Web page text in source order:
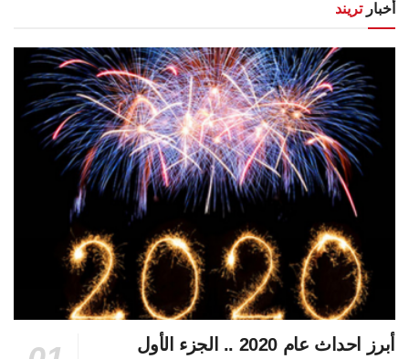
أخبارتريند
أبرز احداث عام 2020 .. الجزء الأول